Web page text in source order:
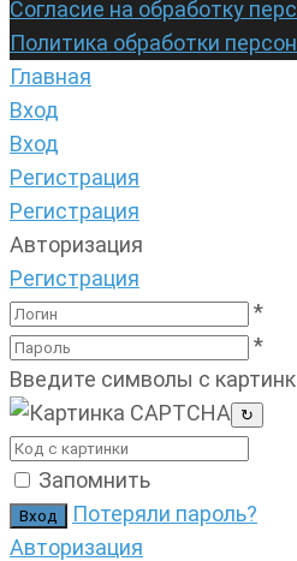
Согласие на обработку
Политика обработки
Главная
Вход
Вход
Регистрация
Регистрация
Авторизация
Регистрация
*
*
Введите символы с
↻
Запомнить
Потеряли пароль?
Авторизация